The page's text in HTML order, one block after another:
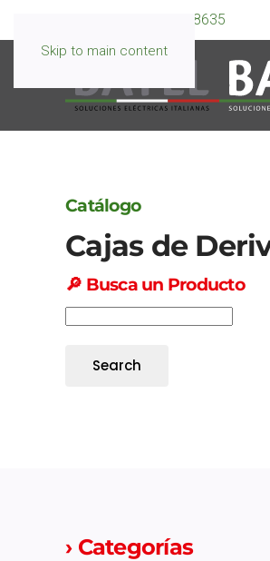
Skip to main content
099 595 8635
Catálogo
Cajas de
🔎 Busca un Producto
Search
› Categorías